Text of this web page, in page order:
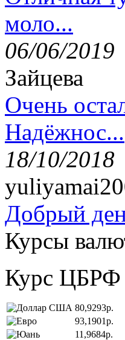
моло...
06/06/2019
Зайцева
Очень
Надёжнос...
18/10/2018
Добрый
Курсы
Курс ЦБРФ
80,9293р.
93,1901р.
11,9684р.